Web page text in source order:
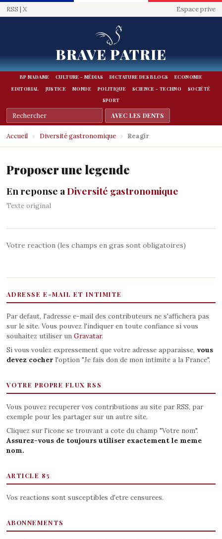
RSS | X Espace prive
BRAVE PATRIE
BP MADAME CULTURE - MÉDIAS DICTATURE DES BLOGS
ECONOMIE
EDITORIAL
JUSTICE MONDE POLITIQUE SCIENCE - TECHNO
SOCIÉTÉ
SPORT
Accueil › Diversité gastronomique › Reagir
Proposer une legende
En reponse aDiversité gastronomique
Texte original
Votre reaction (les champs en gras sont obligatoires)
ADRESSE E-MAIL ET INTIMITE
Par defaut, l'adresse e-mail des contributeurs ne s'affichera pas
sur le site. Vous pouvez l'indiquer en toute confiance si vous
souhaitez utiliser un Gravatar.
Si vous voulez expressement que votre adresse apparaisse, vous
devez cocherl'option "Je fais don de mon intimite a la France".
VOTRE PROPRE FLUX RSS
Vous pouvez recuperer vos contributions au site par RSS, par
exemple pour les partager sur un autre site.
Cliquez sur l'icone se trouvant a cote du champ "Votre nom".
Assurez-vous de toujours utiliser exactement le meme
nom.
ARTICLE 85
Vos reactions sont susceptibles d'etre censurees.
ABONNEMENTS